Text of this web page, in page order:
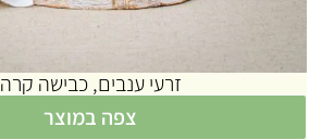
זרעי ענבים, כבישה קרה
צפה במוצר